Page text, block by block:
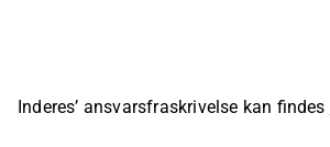
Inderes’ ansvarsfraskrivelse kan findes